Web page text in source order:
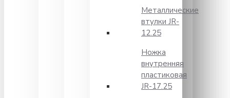
Металлические
втулки JR-
12.25
Ножка
внутренняя
пластиковая
JR-17.25